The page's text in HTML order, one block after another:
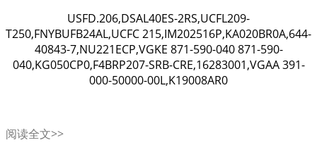
USFD.206,DSAL40ES-2RS,UCFL209-
T250,FNYBUFB24AL,UCFC 215,IM202516P,KA020BR0A,644-
40843-7,NU221ECP,VGKE 871-590-040 871-590-
040,KG050CP0,F4BRP207-SRB-CRE,16283001,VGAA 391-
000-50000-00L,K19008AR0
阅读全文>>